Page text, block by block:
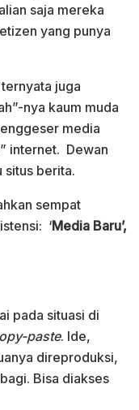
saja mereka
yang punya
juga
nya kaum muda
media
internet. Dewan
situs berita.
sempat
‘Media Baru’,
pada situasi di
paste. Ide,
direproduksi,
Bisa diakses